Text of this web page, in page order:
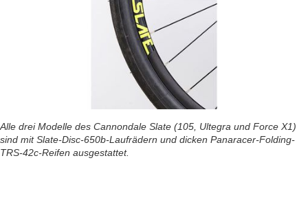
Alle drei Modelle des Cannondale Slate (105, Ultegra und Force X1)
sind mit Slate-Disc-650b-Laufrädern und dicken Panaracer-Folding-
TRS-42c-Reifen ausgestattet.